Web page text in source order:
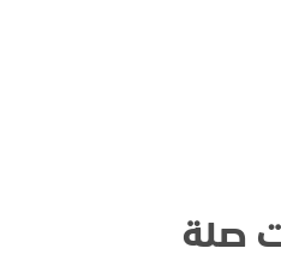
صلة